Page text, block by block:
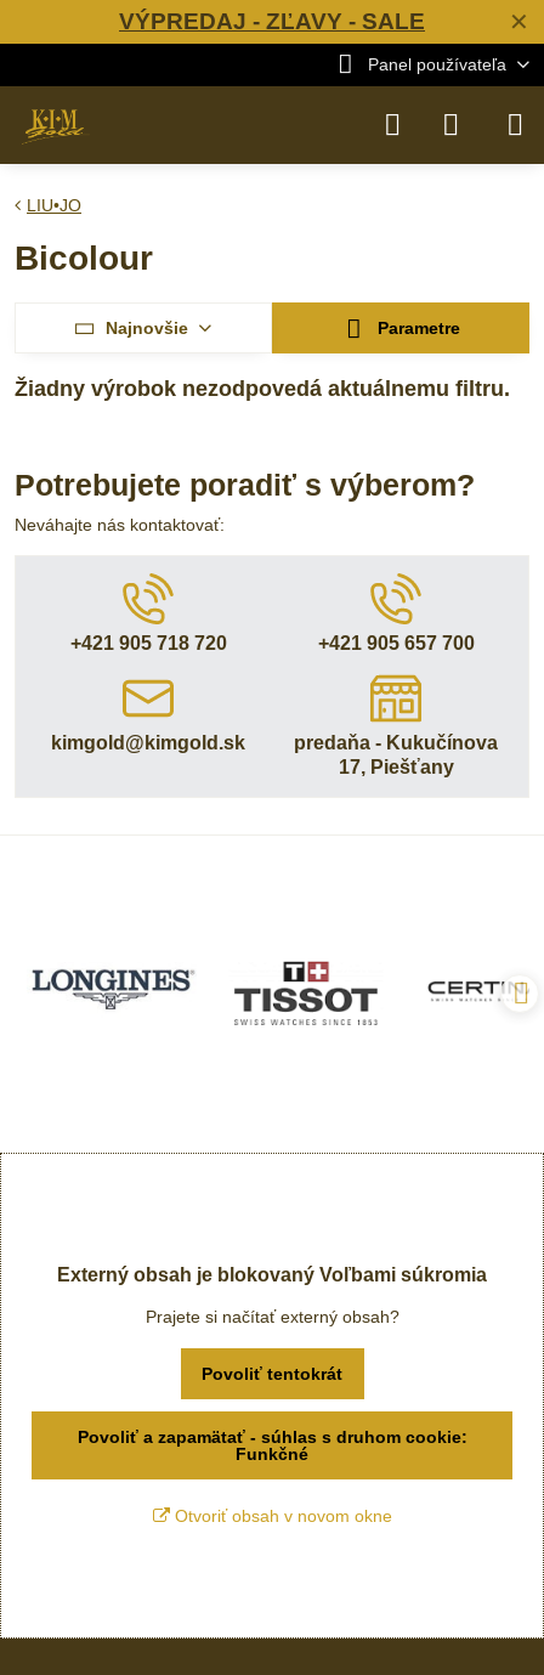
✕
VÝPREDAJ - ZĽAVY - SALE
Panel používateľa
LIU•JO
Bicolour
Najnovšie Parametre
Potrebujete poradiť s výberom?
Neváhajte nás kontaktovať:
+421 905 718 720 +421 905 657 700
kimgold​@kimgold​.sk
predaňa - Kukučínova
17, Piešťany
Externý obsah je blokovaný Voľbami súkromia
Prajete si načítať externý obsah?
Povoliť tentokrát
Povoliť a zapamätať - súhlas s druhom cookie:
Funkčné
Otvoriť obsah v novom okne